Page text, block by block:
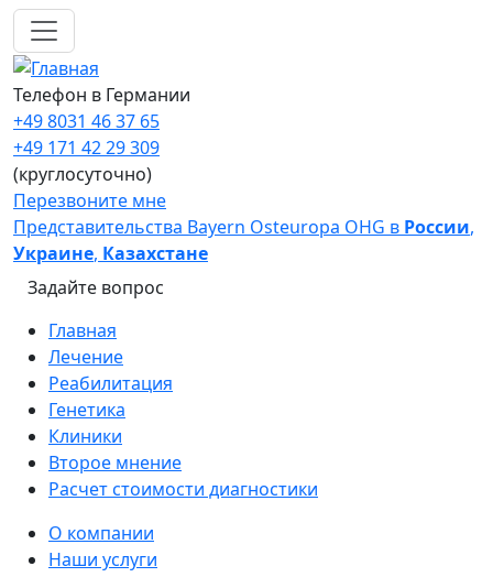
Перейти к основному содержанию
Телефон в Германии
+49 8031 46 37 65
+49 171 42 29 309
(круглосуточно)
Перезвоните мне
Представительства Bayern Osteuropa OHG в России,
Украине, Казахстане
Задайте вопрос
Main navigation
Главная
Лечение
Реабилитация
Генетика
Клиники
Второе мнение
Расчет стоимости диагностики
Sidebar
О компании
Наши услуги